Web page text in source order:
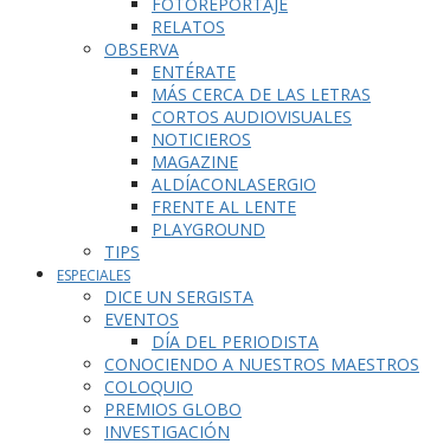
RELATOS
OBSERVA
ENTÉRATE
MÁS CERCA DE LAS LETRAS
CORTOS AUDIOVISUALES
NOTICIEROS
MAGAZINE
ALDÍACONLASERGIO
FRENTE AL LENTE
PLAYGROUND
TIPS
ESPECIALES
DICE UN SERGISTA
EVENTOS
DÍA DEL PERIODISTA
CONOCIENDO A NUESTROS MAESTROS
COLOQUIO
PREMIOS GLOBO
INVESTIGACIÓN